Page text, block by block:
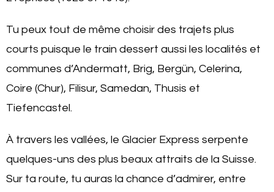
Tu peux tout de même choisir des trajets plus
courts puisque le train dessert aussi les localités et
communes d’Andermatt, Brig, Bergün, Celerina,
Coire (Chur), Filisur, Samedan, Thusis et
Tiefencastel.
À travers les vallées, le Glacier Express serpente
quelques-uns des plus beaux attraits de la Suisse.
Sur ta route, tu auras la chance d’admirer, entre